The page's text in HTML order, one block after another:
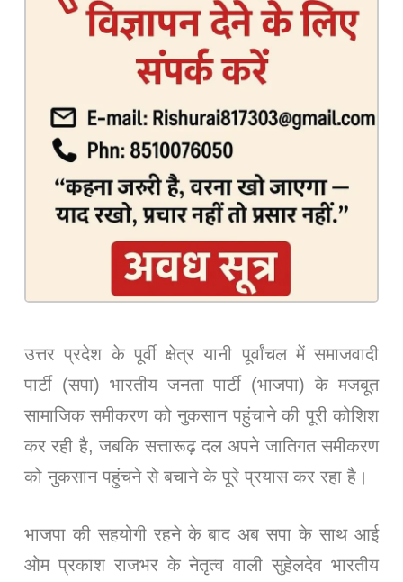
उत्तर प्रदेश के पूर्वी क्षेत्र यानी पूर्वांचल में समाजवादी
पार्टी (सपा) भारतीय जनता पार्टी (भाजपा) के मजबूत
सामाजिक समीकरण को नुकसान पहुंचाने की पूरी कोशिश
कर रही है, जबकि सत्तारूढ़ दल अपने जातिगत समीकरण
को नुकसान पहुंचने से बचाने के पूरे प्रयास कर रहा है।
भाजपा की सहयोगी रहने के बाद अब सपा के साथ आई
ओम प्रकाश राजभर के नेतृत्व वाली सुहेलदेव भारतीय